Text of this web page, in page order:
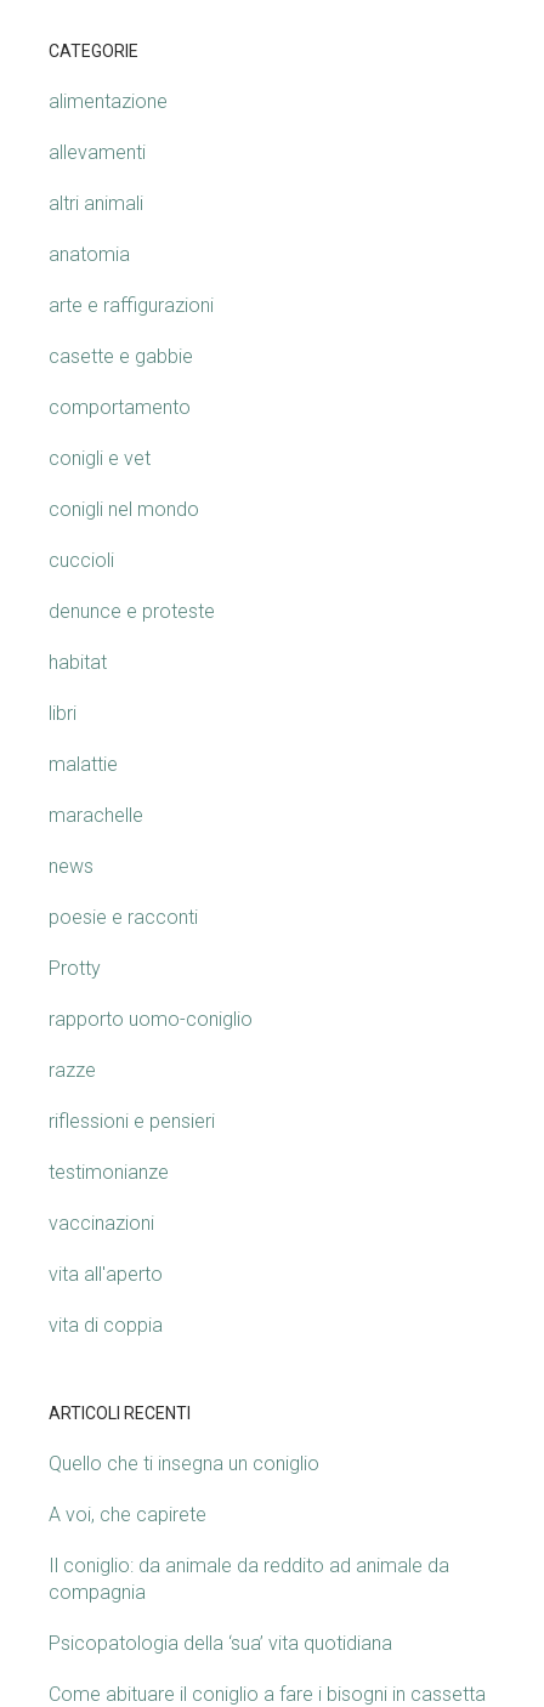
CATEGORIE
alimentazione
allevamenti
altri animali
anatomia
arte e raffigurazioni
casette e gabbie
comportamento
conigli e vet
conigli nel mondo
cuccioli
denunce e proteste
habitat
libri
malattie
marachelle
news
poesie e racconti
Protty
rapporto uomo-coniglio
razze
riflessioni e pensieri
testimonianze
vaccinazioni
vita all'aperto
vita di coppia
ARTICOLI RECENTI
Quello che ti insegna un coniglio
A voi, che capirete
Il coniglio: da animale da reddito ad animale da
compagnia
Psicopatologia della ‘sua’ vita quotidiana
Come abituare il coniglio a fare i bisogni in cassetta